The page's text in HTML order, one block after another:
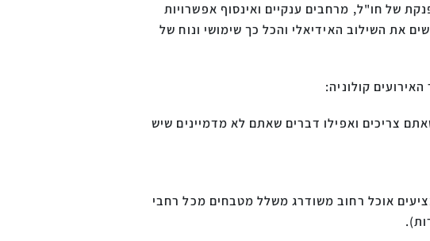
של חו"ל, מרחבים ענקיים ואינסוף אפשרויות
את השילוב האידיאלי והכל כך שימושי ונוח של
קולוניה:
צריכים ואפילו דברים שאתם לא מדמיינים שיש
אוכל רחוב משודרג משלל מטבחים מכל רחבי